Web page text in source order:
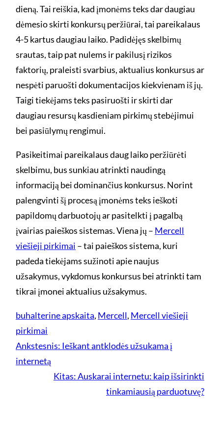
dieną. Tai reiškia, kad įmonėms teks dar daugiau
dėmesio skirti konkursų peržiūrai, tai pareikalaus
4-5 kartus daugiau laiko. Padidėjęs skelbimų
srautas, taip pat nulems ir pakilusį rizikos
faktorių, praleisti svarbius, aktualius konkursus ar
nespėti paruošti dokumentacijos kiekvienam iš jų.
Taigi tiekėjams teks pasiruošti ir skirti dar
daugiau resursų kasdieniam pirkimų stebėjimui
bei pasiūlymų rengimui.
Pasikeitimai pareikalaus daug laiko peržiūrėti
skelbimu, bus sunkiau atrinkti naudingą
informaciją bei dominančius konkursus. Norint
palengvinti šį procesą įmonėms teks ieškoti
papildomų darbuotojų ar pasitelkti į pagalbą
įvairias paieškos sistemas. Viena jų – Mercell
viešieji pirkimai – tai paieškos sistema, kuri
padeda tiekėjams sužinoti apie naujus
užsakymus, vykdomus konkursus bei atrinkti tam
tikrai įmonei aktualius užsakymus.
buhalterine apskaita, Mercell, Mercell viešieji
pirkimai
Ankstesnis: Ieškant antklodės užsukama į
internetą
Kitas:Auskarai internetu: kaip išsirinkti
tinkamiausią parduotuvę?